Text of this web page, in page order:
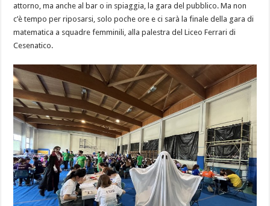
attorno, ma anche al bar o in spiaggia, la gara del pubblico. Ma non
c’è tempo per riposarsi, solo poche ore e ci sarà la finale della gara di
matematica a squadre femminili, alla palestra del Liceo Ferrari di
Cesenatico.